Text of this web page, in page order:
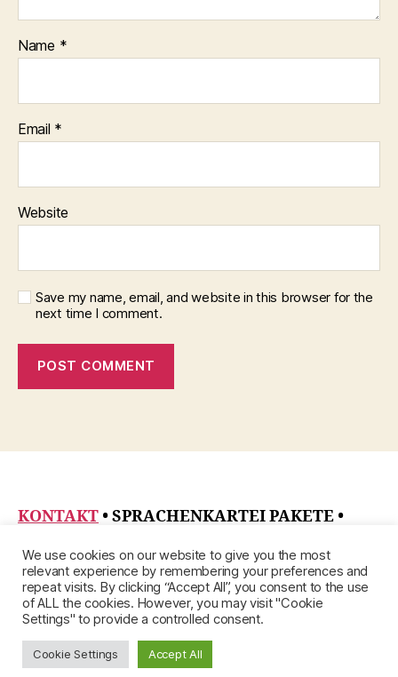
Name *
Email *
Website
Save my name, email, and website in this browser for the
next time I comment.
KONTAKT • SPRACHENKARTEI PAKETE •
IMPRESSUM
© 2026
We use cookies on our website to give you the most
relevant experience by remembering your preferences and
repeat visits. By clicking “Accept All”, you consent to the use
of ALL the cookies. However, you may visit "Cookie
Settings" to provide a controlled consent.
Cookie Settings Accept All